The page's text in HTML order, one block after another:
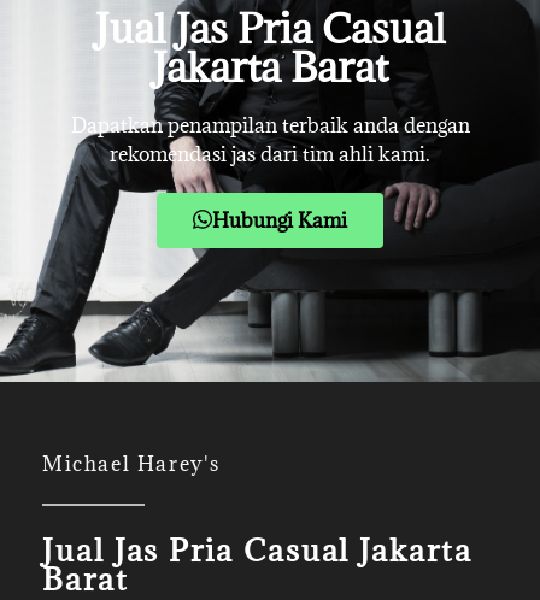
Jual Jas Pria Casual
Jakarta Barat
Dapatkan penampilan terbaik anda dengan
rekomendasi jas dari tim ahli kami.
Hubungi Kami
Michael Harey's
Jual Jas Pria Casual Jakarta
Barat